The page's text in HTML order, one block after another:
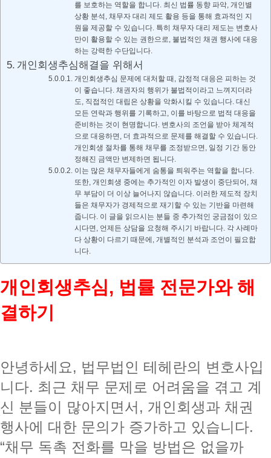
를 보호하는 역할을 합니다. 최신 법률 동향 파악, 개인별
상황 분석, 채무자 대리 제도 활용 등을 통해 효과적인 지
원을 제공할 수 있습니다. 특히 채무자 대리 제도는 변호사
만이 활용할 수 있는 권한으로, 불법적인 채권 행사에 대응
하는 강력한 수단입니다.
개인회생추심해결을 위해서
개인회생추심 문제에 대처할 때, 감정적 대응은 피하는 것
이 좋습니다. 채권자의 행위가 불법적이라고 느껴지더라
도, 직접적인 대립은 상황을 악화시킬 수 있습니다. 대신
모든 연락과 행위를 기록하고, 이를 바탕으로 법적 대응을
준비하는 것이 현명합니다. 변호사의 조언을 받아 체계적
으로 대응하면, 더 효과적으로 문제를 해결할 수 있습니다.
개인회생 절차를 통해 채무를 조정받으면, 일정 기간 동안
정해진 금액만 변제하면 됩니다.
이는 많은 채무자들에게 숨통을 틔워주는 역할을 합니다.
또한, 개인회생 중에는 추가적인 이자 발생이 중단되어, 채
무 부담이 더 이상 늘어나지 않습니다. 이러한 제도적 장치
들은 채무자가 경제적으로 재기할 수 있는 기반을 마련해
줍니다. 이 글을 읽으시는 분들 중 추가적인 궁금점이 있으
시다면, 언제든 상담을 요청해 주시기 바랍니다. 각 사례마
다 상황이 다르기 때문에, 개별적인 분석과 조언이 필요합
니다.
개인회생추심, 법률 전문가와 해
결하기
안녕하세요, 법무법인 테헤란의 변호사입
니다. 최근 채무 문제로 어려움을 겪고 계
신 분들이 많아지면서, 개인회생과 채권
행사에 대한 문의가 증가하고 있습니다.
“채무 독촉 전화를 막을 방법은 없을까